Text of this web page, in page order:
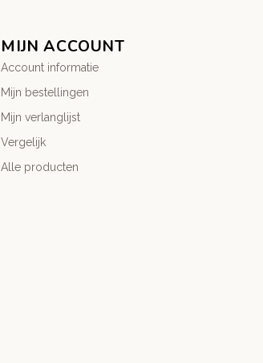
MIJN ACCOUNT
Account informatie
Mijn bestellingen
Mijn verlanglijst
Vergelijk
Alle producten